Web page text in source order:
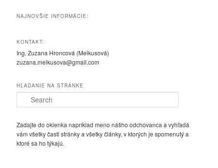
NAJNOVŠIE INFORMÁCIE:
KONTAKT:
Ing. Zuzana Hroncová (Melkusová)
zuzana.melkusova@gmail.com
HĽADANIE NA STRÁNKE
e
r
c
h
Zadajte do okienka napríklad meno nášho odchovanca a vyhľadá
vám všetky časti stránky a všetky články, v ktorých je spomenutý a
ktoré sa ho týkajú.